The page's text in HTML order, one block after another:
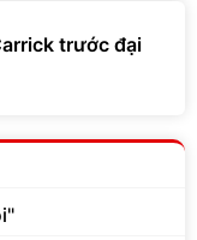
trước đại